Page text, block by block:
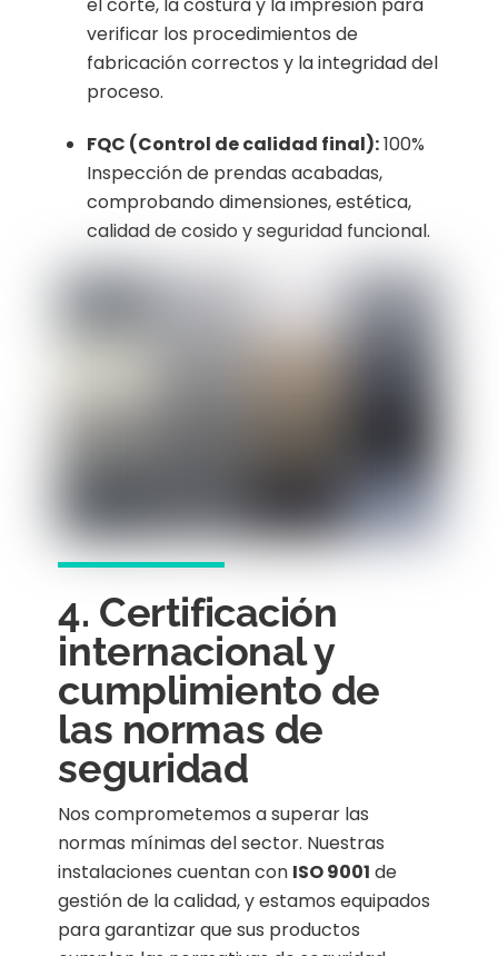
verificar los procedimientos de
fabricación correctos y la integridad del
proceso.
FQC (Control de calidad final):100%
Inspección de prendas acabadas,
comprobando dimensiones, estética,
calidad de cosido y seguridad funcional.
4. Certificación
internacional y
cumplimiento de
las normas de
seguridad
Nos comprometemos a superar las
normas mínimas del sector. Nuestras
instalaciones cuentan con ISO 9001 de
gestión de la calidad, y estamos equipados
para garantizar que sus productos